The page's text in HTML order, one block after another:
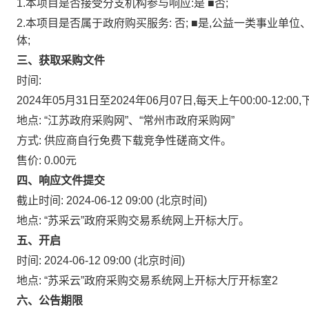
1.本项目是否接受分支机构参与响应:是 ■否;
2.本项目是否属于政府购买服务: 否; ■是,公益一类事业单
体;
三、获取采购文件
时间:
2024年05月31日至2024年06月07日,每天上午00:00-12:00,
地点: “江苏政府采购网”、“常州市政府采购网”
方式: 供应商自行免费下载竞争性磋商文件。
售价: 0.00元
四、响应文件提交
截止时间: 2024-06-12 09:00 (北京时间)
地点: “苏采云”政府采购交易系统网上开标大厅。
五、开启
时间: 2024-06-12 09:00 (北京时间)
地点: “苏采云”政府采购交易系统网上开标大厅开标室2
六、公告期限